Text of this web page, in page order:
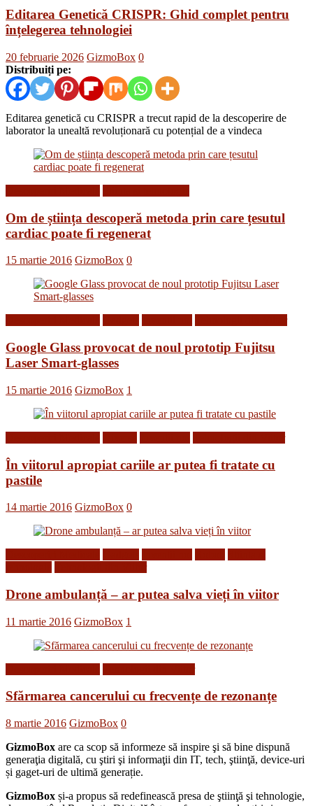
Editarea Genetică CRISPR: Ghid complet pentru
înțelegerea tehnologiei
20 februarie 2026 GizmoBox 0
Distribuiți pe:
Editarea genetică cu CRISPR a trecut rapid de la descoperire de
laborator la unealtă revoluționară cu potențial de a vindeca
Om de știința descoperă metoda prin care țesutul
cardiac poate fi regenerat
15 martie 2016 GizmoBox 0
Google Glass provocat de noul prototip Fujitsu
Laser Smart-glasses
15 martie 2016 GizmoBox 1
În viitorul apropiat cariile ar putea fi tratate cu
pastile
14 martie 2016 GizmoBox 0
Drone ambulanță – ar putea salva vieți în viitor
11 martie 2016 GizmoBox 1
Sfărmarea cancerului cu frecvențe de rezonanțe
8 martie 2016 GizmoBox 0
GizmoBox are ca scop să informeze să inspire şi să bine dispună
generaţia digitală, cu ştiri şi informaţii din IT, tech, ştiinţă, device-uri
și gaget-uri de ultimă generație.
GizmoBox și-a propus să redefinească presa de ştiinţă şi tehnologie,